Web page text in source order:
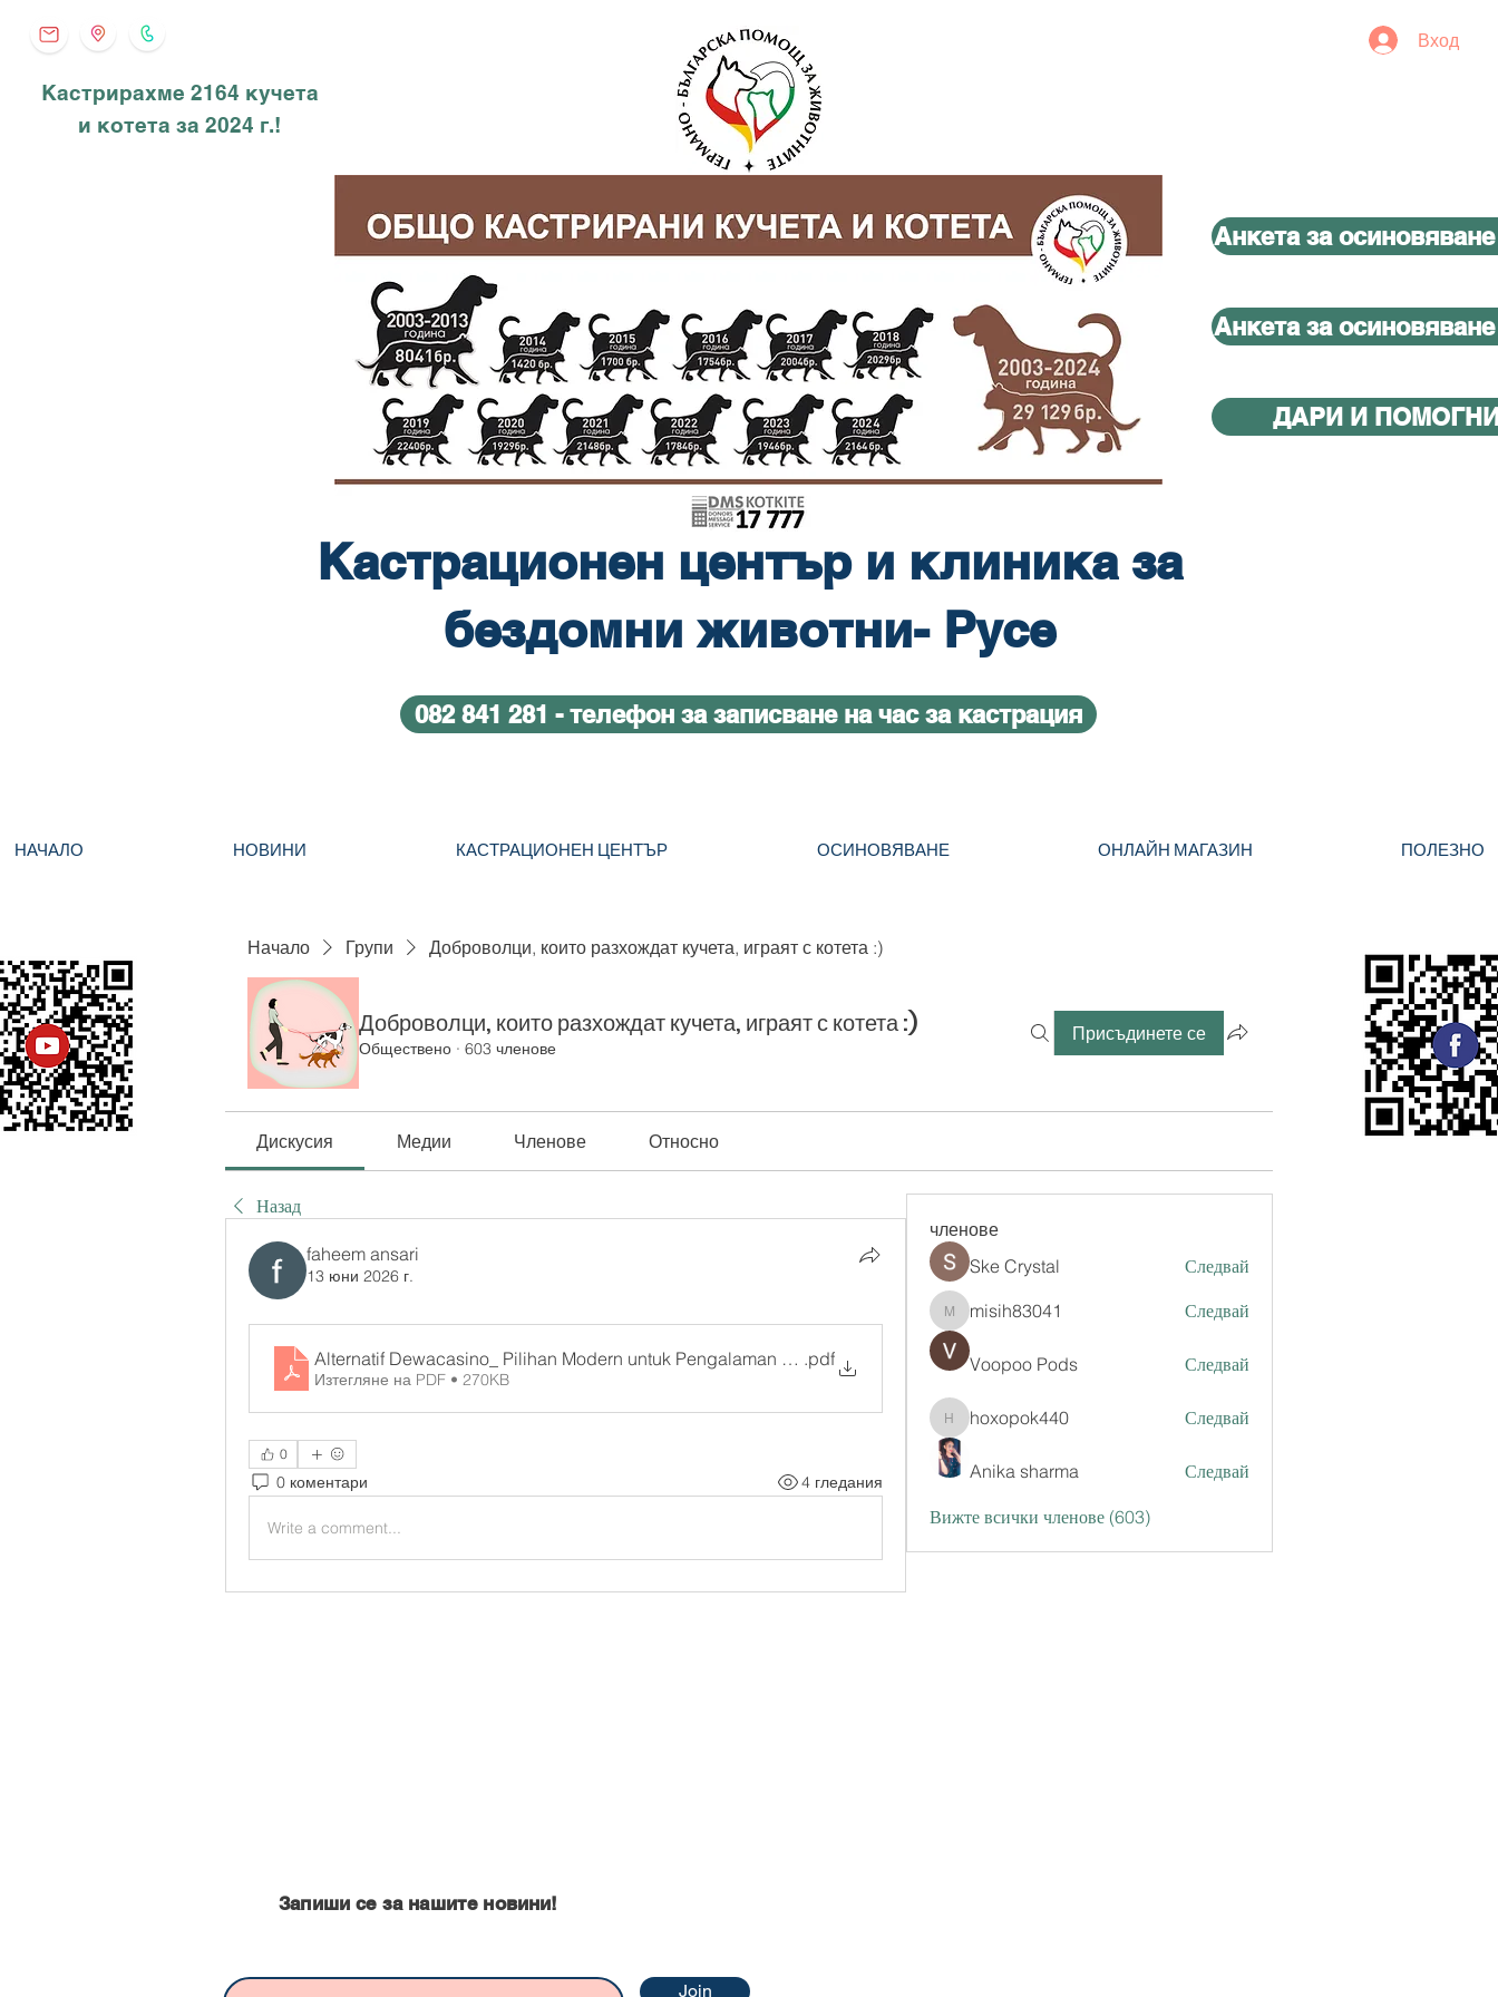
Кастрирахме 2164 кучета
и котета за 2024 г.!
Вход
Анкета за
Анкета за
ДАРИ И
Кастрационен център и клиника за
бездомни животни- Русе
082 841 281 - телефон за записване на час за кастрация
НАЧАЛО НОВИНИ КАСТРАЦИОНЕН ЦЕНТЪР ОСИНОВЯВАНЕ ОНЛАЙН МАГАЗИН ПОЛЕЗНО
Начало Групи Доброволци, които разхождат кучета, играят с котета :)
Доброволци, които разхождат кучета, играят с котета :)
Обществено · 603 членове
Присъдинете се
Дискусия Медии Членове Относно
Назад
faheem ansari
13 юни 2026 г.
Alternatif Dewacasino_ Pilihan Modern untuk Pengalaman Digital yang Lebih Fleksibel
.pdf
Изтегляне на PDF • 270KB
0
0 коментари 4 гледания
Write a comment...
членове
Ske Crystal Следвай
misih83041
misih83041 Следвай
Voopoo Pods Следвай
hoxopok440
hoxopok440 Следвай
Anika sharma Следвай
Вижте всички членове (603)
Join
Запиши се за нашите новини!